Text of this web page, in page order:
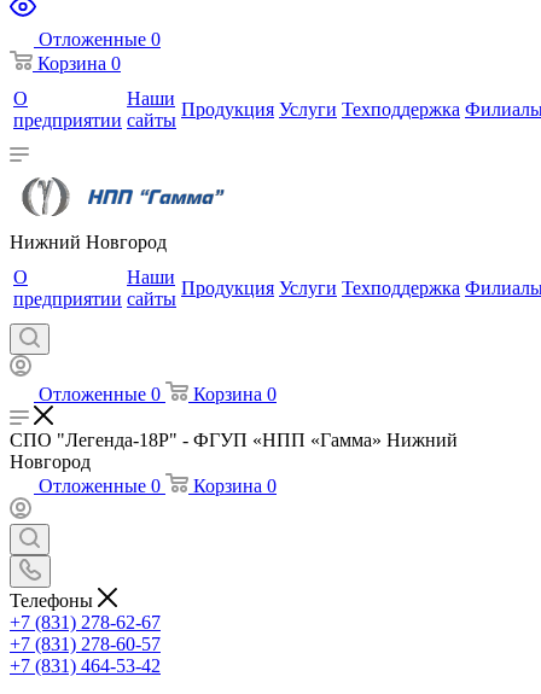
Отложенные 0
Корзина 0
О
предприятии
Наши
сайты
Продукция Услуги Техподдержка
Нижний Новгород
О
предприятии
Наши
сайты
Продукция Услуги Техподдержка
Отложенные 0 Корзина 0
СПО "Легенда-18Р" - ФГУП «НПП «Гамма» Нижний
Новгород
Отложенные 0 Корзина 0
Телефоны
+7 (831) 278-62-67
+7 (831) 278-60-57
+7 (831) 464-53-42